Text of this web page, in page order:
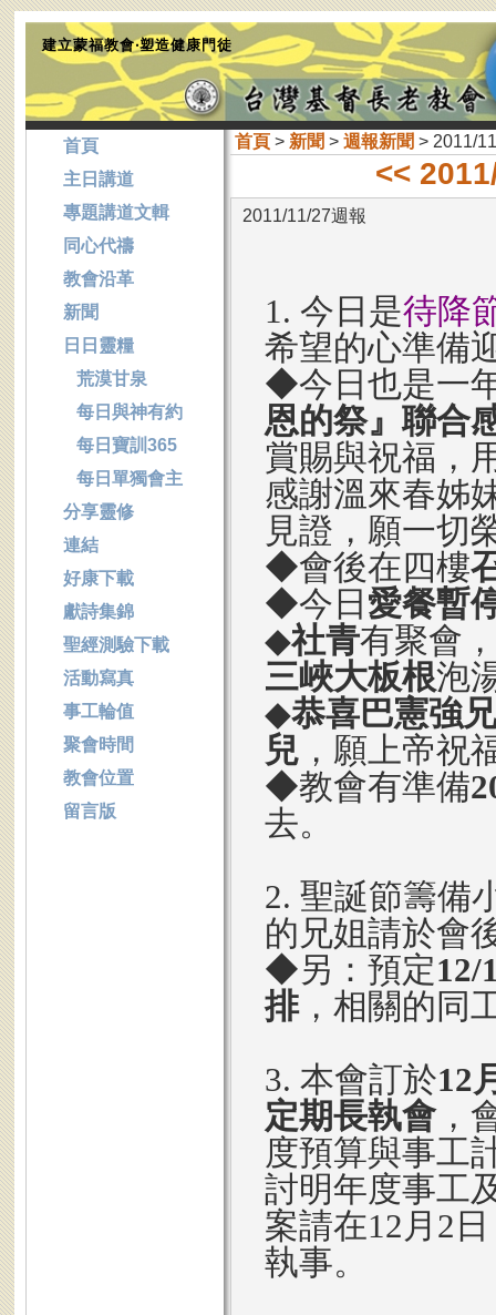
建立蒙福教會‧塑造健康門徒
首頁> 新聞 > 週報新聞 > 2011/
<<
2011/11/27週報
1. 今日是待降
希望的心準備
◆今日也是一
恩的祭』聯合
賞賜與祝福，
感謝溫來春姊
見證，願一切
◆會後在四樓
◆今日 愛餐暫
◆社青有聚會，
三峽大板根泡
◆恭喜巴憲強
兒，願上帝祝
◆教會有準備
去。
2. 聖誕節籌備
的兄姐請於會
◆另：預定12/
排，相關的同
3. 本會訂於12
定期長執會，
度預算與事工
討明年度事工
案請在12月2
執事。
首頁
主日講道
專題講道文輯
同心代禱
教會沿革
新聞
日日靈糧
荒漠甘泉
每日與神有約
每日寶訓365
每日單獨會主
分享靈修
連結
好康下載
獻詩集錦
聖經測驗下載
活動寫真
事工輪值
聚會時間
教會位置
留言版